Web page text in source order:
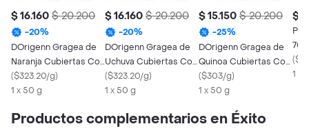
$ 16.160 $ 20.200
-20%
DOrigenn Gragea de
Naranja Cubiertas Con
Chocolate 70% Huila
($323.20/g)
1 x 50 g
$ 16.160 $ 20.200
-20%
DOrigenn Gragea de
Uchuva Cubiertas Con
Chocolate 70% Huila
($323.20/g)
1 x 50 g
$ 15.150 $ 20.200
-25%
DOrigenn Gragea de
Quinoa Cubiertas Con
Chocolate 70%
Tumaco
($303/g)
1 x 50 g
$
(
1 x
Productos complementarios en Éxito